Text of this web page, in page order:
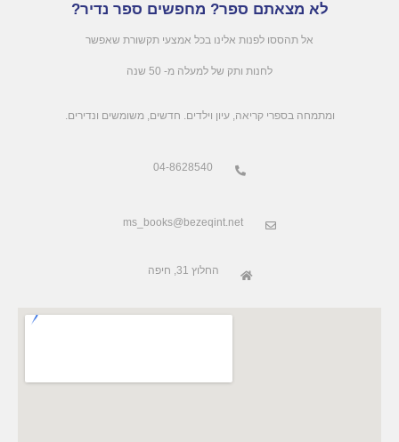
לא מצאתם ספר? מחפשים ספר נדיר?
אל תהססו לפנות אלינו בכל אמצעי תקשורת שאפשר
לחנות ותק של למעלה מ- 50 שנה
.ומתמחה בספרי קריאה, עיון וילדים. חדשים, משומשים ונדירים
04-8628540
ms_books@bezeqint.net
החלוץ 31, חיפה